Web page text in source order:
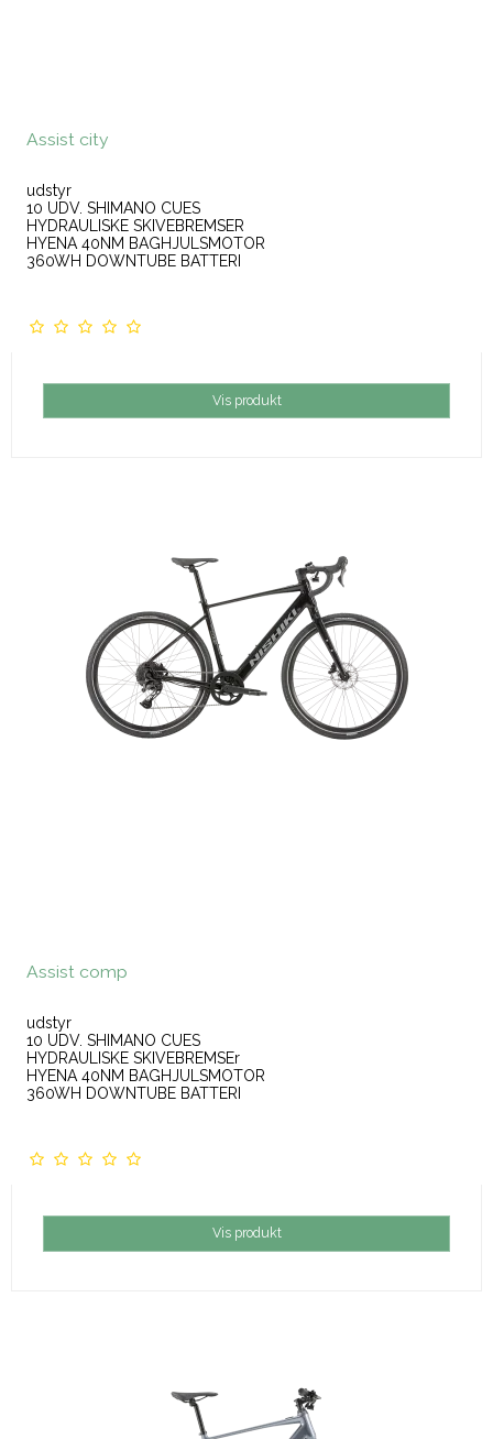
Assist city
udstyr
10 UDV. SHIMANO CUES
HYDRAULISKE SKIVEBREMSER
HYENA 40NM BAGHJULSMOTOR
360WH DOWNTUBE BATTERI
Vis produkt
Assist comp
udstyr
10 UDV. SHIMANO CUES
HYDRAULISKE SKIVEBREMSEr
HYENA 40NM BAGHJULSMOTOR
360WH DOWNTUBE BATTERI
Vis produkt